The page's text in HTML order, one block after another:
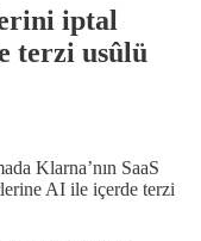
iptal
terzi usûlü
Klarna’nın SaaS
AI ile içerde terzi